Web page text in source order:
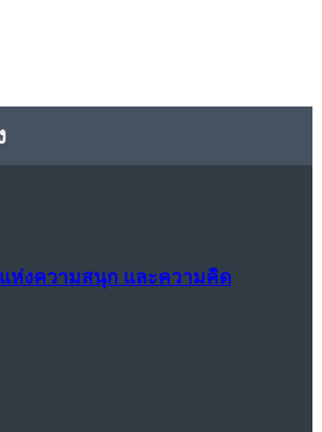
แห่งความสนุก และความคิด